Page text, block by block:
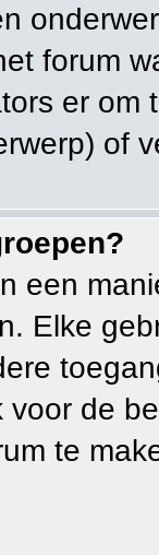
forum
er
of
een
Elke
de
te